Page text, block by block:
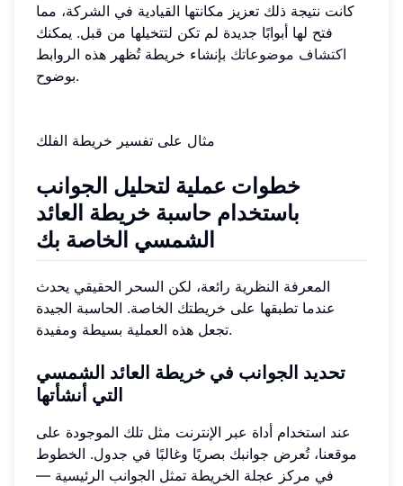
كانت نتيجة ذلك تعزيز مكانتها القيادية في الشركة، مما
فتح لها أبوابًا جديدة لم تكن لتتخيلها من قبل. يمكنك
اكتشاف موضوعاتك بإنشاء خريطة تُظهر هذه الروابط
بوضوح.
مثال على تفسير خريطة الفلك
خطوات عملية لتحليل الجوانب
باستخدام حاسبة خريطة العائد
الشمسي الخاصة بك
المعرفة النظرية رائعة، لكن السحر الحقيقي يحدث
عندما تطبقها على خريطتك الخاصة. الحاسبة الجيدة
تجعل هذه العملية بسيطة ومفيدة.
تحديد الجوانب في خريطة العائد الشمسي
التي أنشأتها
عند استخدام أداة عبر الإنترنت مثل تلك الموجودة على
موقعنا، تُعرض جوانبك بصريًا وغالبًا في جدول. الخطوط
في مركز عجلة الخريطة تمثل الجوانب الرئيسية —